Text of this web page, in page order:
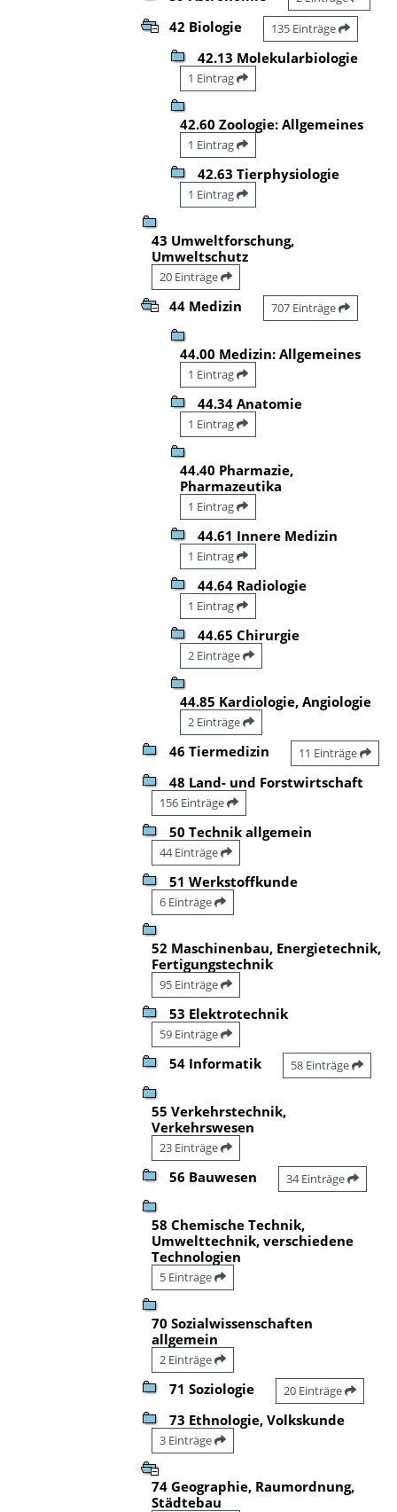
42 Biologie 135 Einträge
42.13 Molekularbiologie
1 Eintrag
42.60 Zoologie: Allgemeines
1 Eintrag
42.63 Tierphysiologie
1 Eintrag
43 Umweltforschung,
Umweltschutz
20 Einträge
44 Medizin 707 Einträge
44.00 Medizin: Allgemeines
1 Eintrag
44.34 Anatomie
1 Eintrag
44.40 Pharmazie,
Pharmazeutika
1 Eintrag
44.61 Innere Medizin
1 Eintrag
44.64 Radiologie
1 Eintrag
44.65 Chirurgie
2 Einträge
44.85 Kardiologie, Angiologie
2 Einträge
46 Tiermedizin 11 Einträge
48 Land- und Forstwirtschaft
156 Einträge
50 Technik allgemein
44 Einträge
51 Werkstoffkunde
6 Einträge
52 Maschinenbau, Energietechnik,
Fertigungstechnik
95 Einträge
53 Elektrotechnik
59 Einträge
54 Informatik 58 Einträge
55 Verkehrstechnik,
Verkehrswesen
23 Einträge
56 Bauwesen 34 Einträge
58 Chemische Technik,
Umwelttechnik, verschiedene
Technologien
5 Einträge
70 Sozialwissenschaften
allgemein
2 Einträge
71 Soziologie 20 Einträge
73 Ethnologie, Volkskunde
3 Einträge
74 Geographie, Raumordnung,
Städtebau